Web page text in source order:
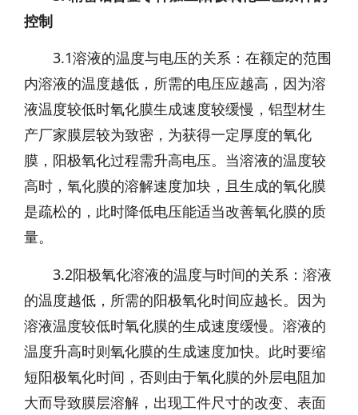
控制
3.1溶液的温度与电压的关系：在额定的范围
内溶液的温度越低，所需的电压应越高，因为溶
液温度较低时氧化膜生成速度较缓慢，铝型材生
产厂家膜层较为致密，为获得一定厚度的氧化
膜，阳极氧化过程需升高电压。当溶液的温度较
高时，氧化膜的溶解速度加块，且生成的氧化膜
是疏松的，此时降低电压能适当改善氧化膜的质
量。
3.2阳极氧化溶液的温度与时间的关系：溶液
的温度越低，所需的阳极氧化时间应越长。因为
溶液温度较低时氧化膜的生成速度缓慢。溶液的
温度升高时则氧化膜的生成速度加快。此时要缩
短阳极氧化时间，否则由于氧化膜的外层电阻加
大而导致膜层溶解，出现工件尺寸的改变、表面